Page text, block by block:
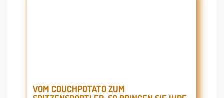
VOM COUCHPOTATO ZUM